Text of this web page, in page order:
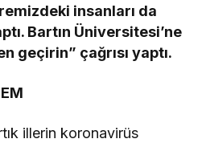
insanları da
Bartın Üniversitesi’ne
geçirin” çağrısı yaptı.
illerin koronavirüs